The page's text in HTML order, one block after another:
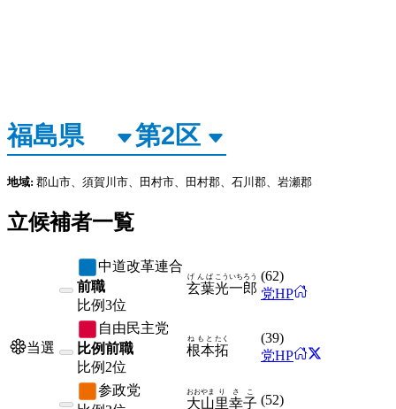
地域: 郡山市、須賀川市、田村市、田村郡、石川郡、岩瀬郡
立候補者一覧
中道改革連合
前職
比例3位
玄葉
げんば
光一郎
こういちろう (62)
党HP
当選
自由民主党
比例前職
比例 2位
根本
ねもと
拓
たく (39)
党HP
参政党
大山
おおやま
里幸子
りさこ
(52)